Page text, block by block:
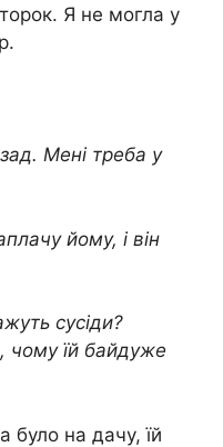
Я не могла у
Мені треба у
йому, і він
сусіди?
чому їй байдуже
було на дачу, їй